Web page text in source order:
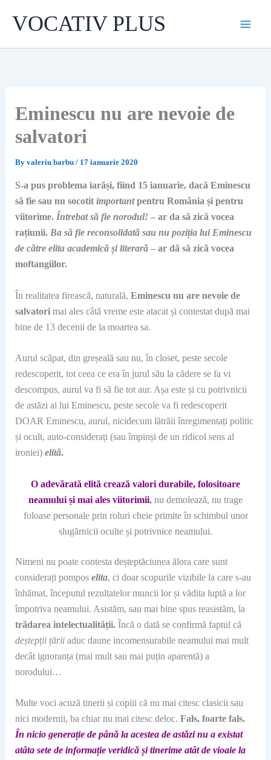
VOCATIV PLUS
Eminescu nu are nevoie de
salvatori
By valeriu barbu / 17 ianuarie 2020
S-a pus problema iarăși, fiind 15 ianuarie, dacă Eminescu
să fie sau nu socotit importantpentru România și pentru
viitorime.Întrebat să fie norodul! – ar da să zică vocea
rațiunii. Ba să fie reconsolidată sau nu poziția lui Eminescu
de către elita academică și literară– ar dă să zică vocea
moftangiilor.
În realitatea firească, naturală, Eminescu nu are nevoie de
salvatorimai ales câtă vreme este atacat și contestat după mai
bine de 13 decenii de la moartea sa.
Aurul scăpat, din greșeală sau nu, în closet, peste secole
redescoperit, tot ceea ce era în jurul său la cădere se fa vi
descompus, aurul va fi să fie tot aur. Așa este și cu potrivnicii
de astăzi ai lui Eminescu, peste secole va fi redescoperit
DOAR Eminescu, aurul, nicidecum lătrăii înregimentați politic
și ocult, auto-considerați (sau împinși de un ridicol sens al
ironiei) elită.
O adevărată elită crează valori durabile, folositoare
neamului și mai ales viitorimii, nu demolează, nu trage
foloase personale prin roluri cheie primite în schimbul unor
slugărnicii oculte și potrivnice neamului.
Nimeni nu poate contesta deșteptăciunea ălora care sunt
considerați pompos elita, ci doar scopurile vizibile la care s-au
înhămat, începutul rezultatelor muncii lor și vădita luptă a lor
împotriva neamului. Asistăm, sau mai bine spus reasistăm, la
trădarea intelectualității.Încă o dată se confirmă faptul că
deștepții țăriiaduc daune incomensurabile neamului mai mult
decât ignoranța (mai mult sau mai puțin aparentă) a
norodului…
Multe voci acuză tinerii și copiii că nu mai citesc clasicii sau
nici modernii, ba chiar nu mai citesc deloc. Fals, foarte fals.
În nicio generație de până la acestea de astăzi nu a existat
atâta sete de informație veridică și tinerime atât de vioaie la